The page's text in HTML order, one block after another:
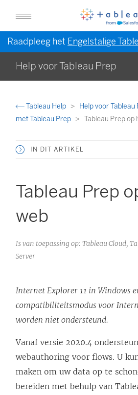
Raadpleeg het Engelstalige Tableau
Help voor Tableau Prep
Tableau Help Help voor Tableau
met Tableau Prep
Tableau Prep op
IN DIT ARTIKEL
Tableau Prep
web
Is van toepassing op: Tableau Cloud,
Server
Internet Explorer 11 in Windows
compatibiliteitsmodus voor
worden niet ondersteund.
Vanaf versie 2020.4
webauthoring voor flows. U
maken om uw data op te
bereiden met behulp van